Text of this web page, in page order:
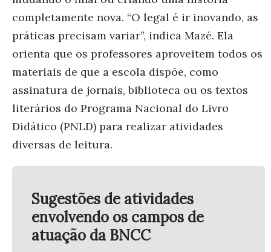
completamente nova. “O legal é ir inovando, as
práticas precisam variar”, indica Mazé. Ela
orienta que os professores aproveitem todos os
materiais de que a escola dispõe, como
assinatura de jornais, biblioteca ou os textos
literários do Programa Nacional do Livro
Didático (PNLD) para realizar atividades
diversas de leitura.
Sugestões de atividades
envolvendo os campos de
atuação da BNCC